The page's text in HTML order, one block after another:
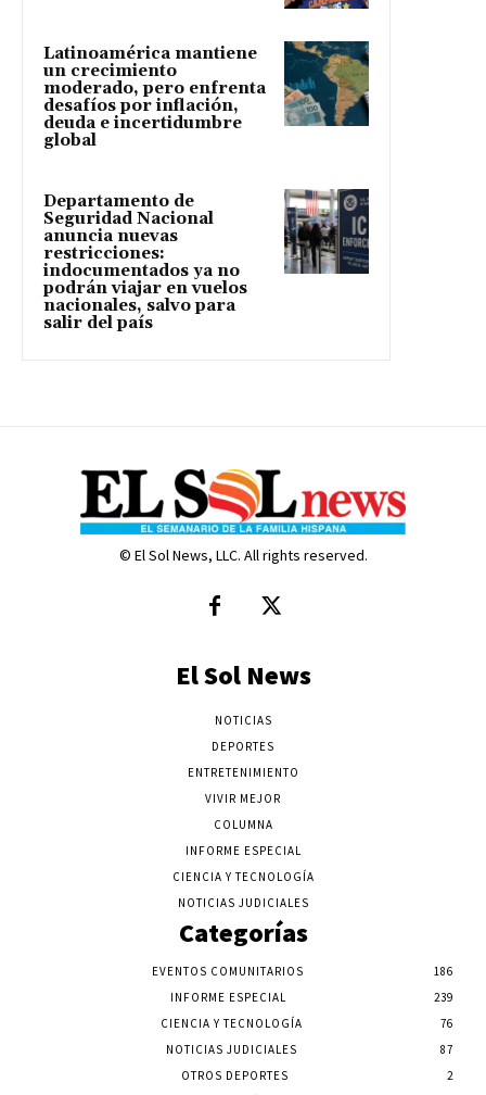
Latinoamérica mantiene
un crecimiento
moderado, pero enfrenta
desafíos por inflación,
deuda e incertidumbre
global
Departamento de
Seguridad Nacional
anuncia nuevas
restricciones:
indocumentados ya no
podrán viajar en vuelos
nacionales, salvo para
salir del país
© El Sol News, LLC. All rights reserved.
El Sol News
NOTICIAS
DEPORTES
ENTRETENIMIENTO
VIVIR MEJOR
COLUMNA
INFORME ESPECIAL
CIENCIA Y TECNOLOGÍA
NOTICIAS JUDICIALES
Categorías
EVENTOS COMUNITARIOS
186
INFORME ESPECIAL
239
CIENCIA Y TECNOLOGÍA
76
NOTICIAS JUDICIALES
87
OTROS DEPORTES
2